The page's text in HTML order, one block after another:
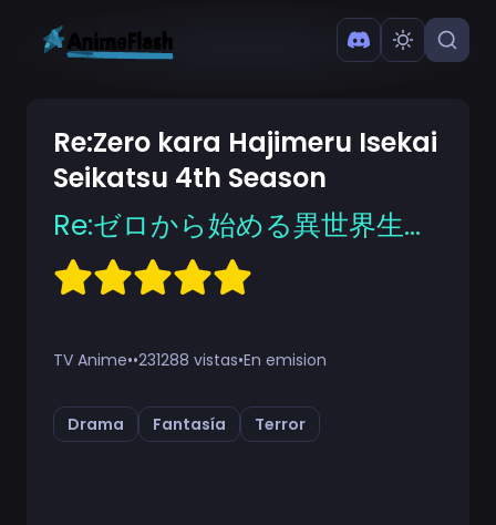
Re:Zero kara Hajimeru Isekai
Seikatsu 4th Season
Re:ゼロから始める異世界生活 4th season
TV Anime••231288 vistas•En emision
Drama Fantasía Terror